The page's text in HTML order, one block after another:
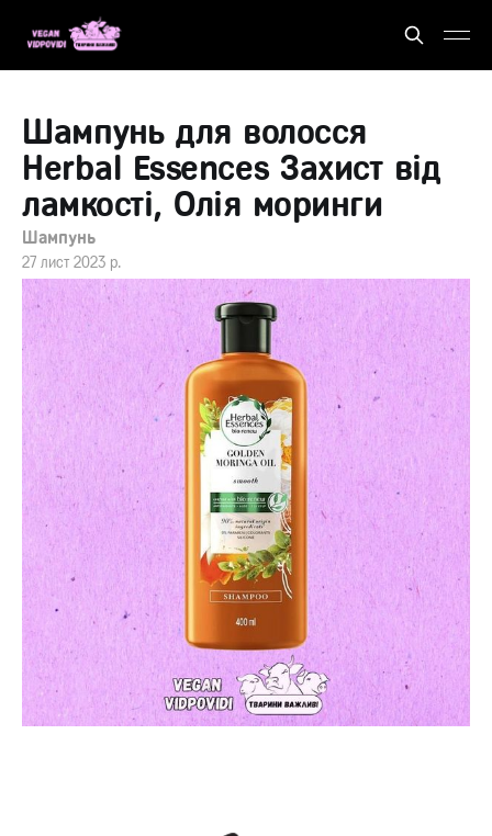
Шампунь для волосся
Herbal Essences Захист від
ламкості, Олія моринги
Шампунь
27 лист 2023 р.